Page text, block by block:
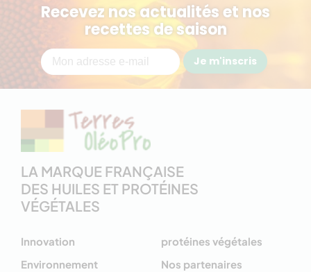
Recevez nos actualités et nos
recettes de saison
Je m'inscris
LA MARQUE FRANÇAISE
DES HUILES ET PROTÉINES
VÉGÉTALES
Innovation
Environnement
protéines végétales
Nos partenaires